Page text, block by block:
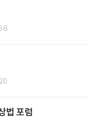
법 포럼